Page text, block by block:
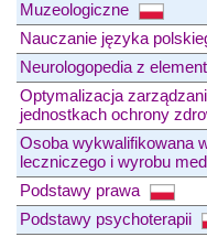
Muzeologiczne
Nauczanie języka
Neurologopedia z
Optymalizacja
jednostkach ochrony
Osoba wykwalifikowana
leczniczego i wyrobu
Podstawy prawa
Podstawy psychoterapii